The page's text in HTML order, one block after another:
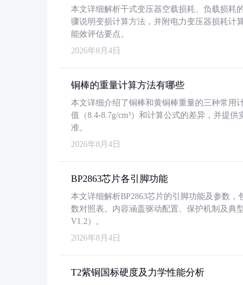
本文详细解析干式变压器空载损耗、负载损耗
骤说明变损计算方法，并附电力变压器损耗计
能效评估要点。
2026年8月4日
铜棒的重量计算方法有哪些
本文详细介绍了铜棒和黄铜棒重量的三种常用
值（8.4-8.7g/cm³）和计算公式的差异，并提
准。
2026年8月4日
BP2863芯片各引脚功能
本文详细解析BP2863芯片的引脚功能及参数
数对照表。内容涵盖驱动配置、保护机制及典
V1.2）。
2026年8月4日
T2紫铜国标硬度及力学性能分析